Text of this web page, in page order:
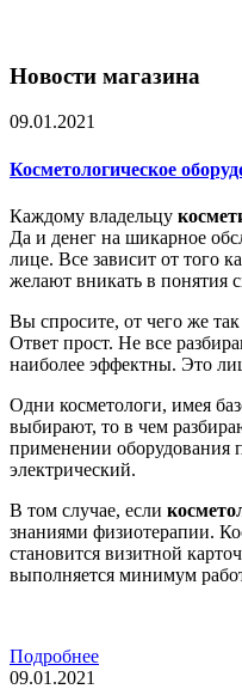
Новости магазина
09.01.2021
Косметологическое
Каждому владельцу
Да и денег на шикарное
лице. Все зависит от того
желают вникать в понятия
Вы спросите, от чего же
Ответ прост. Не все
наиболее эффектны. Это
Одни косметологи, имея
выбирают, то в чем
применении оборудования
электрический.
В том случае, если
знаниями физиотерапии.
становится визитной
выполняется минимум
Подробнее
09.01.2021